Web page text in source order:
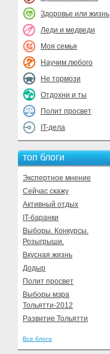
Здоровье или жизнь
Леди и медведи
Моя семья
Научим любого
Не тормози
Отдохни и ты
Полит просвет
IT-дела
топ блоги
Экспертное мнение
Сейчас скажу
Активный отдых
IT-баранки
Выборы. Конкурсы.
Розыгрыши.
Вкусная жизнь
Додыр
Полит просвет
Выборы мэра
Тольятти-2012
Развитие Тольятти
Все блоги